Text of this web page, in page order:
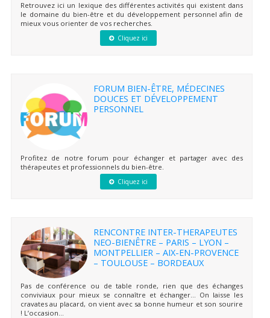
Retrouvez ici un lexique des différentes activités qui existent dans
le domaine du bien-être et du développement personnel afin de
mieux vous orienter de vos recherches.
Cliquez ici
FORUM BIEN-ÊTRE, MÉDECINES
DOUCES ET DÉVELOPPEMENT
PERSONNEL
Profitez de notre forum pour échanger et partager avec des
thérapeutes et professionnels du bien-être.
Cliquez ici
RENCONTRE INTER-THERAPEUTES
NEO-BIENÊTRE – PARIS – LYON –
MONTPELLIER – AIX-EN-PROVENCE
– TOULOUSE – BORDEAUX
Pas de conférence ou de table ronde, rien que des échanges
conviviaux pour mieux se connaître et échanger… On laisse les
cravates au placard, on vient avec sa bonne humeur et son sourire
! L’occasion...